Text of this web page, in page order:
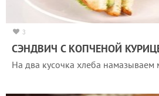
3
СЭНДВИЧ С КОПЧЕНОЙ
На два кусочка хлеба намазываем